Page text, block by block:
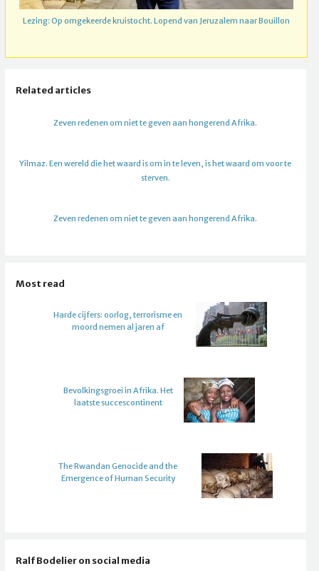
Lezing: Op omgekeerde kruistocht. Lopend van Jeruzalem naar Bouillon
Related articles
Zeven redenen om niet te geven aan hongerend Afrika.
Yilmaz. Een wereld die het waard is om in te leven, is het waard om voor te
sterven.
Zeven redenen om niet te geven aan hongerend Afrika.
Most read
Harde cijfers: oorlog, terrorisme en
moord nemen al jaren af
Bevolkingsgroei in Afrika. Het
laatste succescontinent
The Rwandan Genocide and the
Emergence of Human Security
Ralf Bodelier on social media